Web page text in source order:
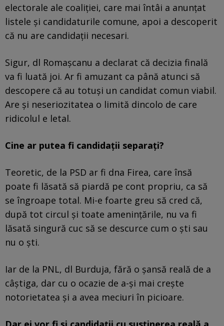
electorale ale coaliției, care mai întâi a anunțat
listele și candidaturile comune, apoi a descoperit
că nu are candidații necesari.
Sigur, dl Romașcanu a declarat că decizia finală
va fi luată joi. Ar fi amuzant ca până atunci să
descopere că au totuși un candidat comun viabil.
Are și neseriozitatea o limită dincolo de care
ridicolul e letal.
Cine ar putea fi candidații separați?
Teoretic, de la PSD ar fi dna Firea, care însă
poate fi lăsată să piardă pe cont propriu, ca să
se îngroape total. Mi-e foarte greu să cred că,
după tot circul și toate amenințările, nu va fi
lăsată singură cuc să se descurce cum o ști sau
nu o ști.
Iar de la PNL, dl Burduja, fără o șansă reală de a
câștiga, dar cu o ocazie de a-și mai crește
notorietatea și a avea meciuri în picioare.